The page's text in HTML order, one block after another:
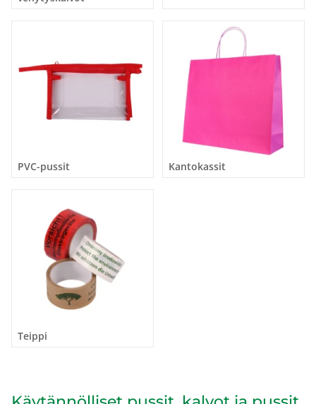
PVC-pussit Kantokassit
Teippi